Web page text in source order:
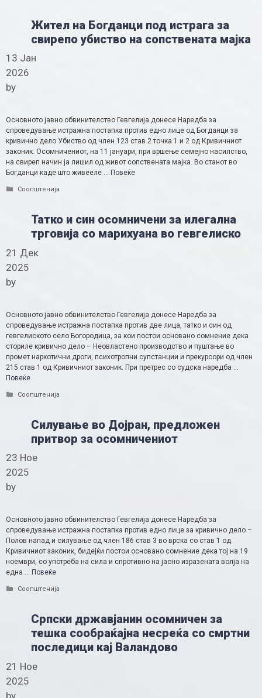
Жител на Богданци под истрага за
свирепо убиство на сопствената мајка
13 Јан
2026
by
Основното јавно обвинителство Гевгелија донесе Наредба за
спроведување истражна постапка против едно лице од Богданци за
кривично дело Убиство од член 123 став 2 точка 1 и 2 од Кривичниот
законик. Осомничениот, на 11 јануари, при вршење семејно насилство,
на свиреп начин ја лишил од живот сопствената мајка. Во станот во
Богданци каде што живееле … Повеќе
Categories
Соопштенија
Татко и син осомничени за илегална
трговија со марихуана во гевгелиско
21 Дек
2025
by
Основното јавно обвинителство Гевгелија донесе Наредба за
спроведување истражна постапка против две лица, татко и син од
гевгелиското село Богородица, за кои постои основано сомнение дека
сториле кривично дело – Неовластено производство и пуштање во
промет наркотични дроги, психотропни супстанции и прекурсори од член
215 став 1 од Кривичниот законик. При претрес со судска наредба …
Повеќе
Categories
Соопштенија
Силување во Дојран, предложен
притвор за осомничениот
23 Ное
2025
by
Основното јавно обвинителство Гевгелија донесе Наредба за
спроведување истражна постапка против едно лице за кривично дело –
Полов напад и силување од член 186 став 3 во врска со став 1 од
Кривичниот законик, бидејќи постои основано сомнение дека тој на 19
ноември, со употреба на сила и спротивно на јасно изразената волја на
една … Повеќе
Categories
Соопштенија
Српски државјанин осомничен за
тешка сообраќајна несреќа со смртни
последици кај Валандово
21 Ное
2025
by